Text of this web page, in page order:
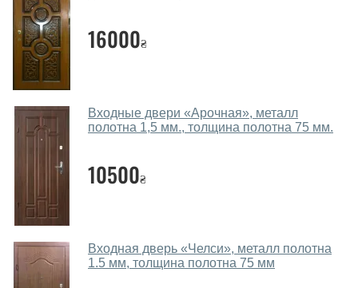
Да. Мы консультируем покупателей
через мессенджеры, онлайн чат или непосредственно
в нашем салоне-магазине.
Какие двери входные посоветуете?
Наши рекомендации зависят от необходимых
параметров, Вашего бюджета и других факторов.
Подбор входных дверей ведется индивидуально для
каждого посетителя.
Да, делаем. Наши специалисты могут произвести
замер и консультацию на выезде. Каждый сотрудник
имеет с собой каталоги цветов и узоров. После
16000₴
Входные двери «Арочная», металл
полотна 1,5 мм., толщина полотна 75 мм.
10500₴
Входная дверь «Челси», металл полотна
1.5 мм, толщина полотна 75 мм